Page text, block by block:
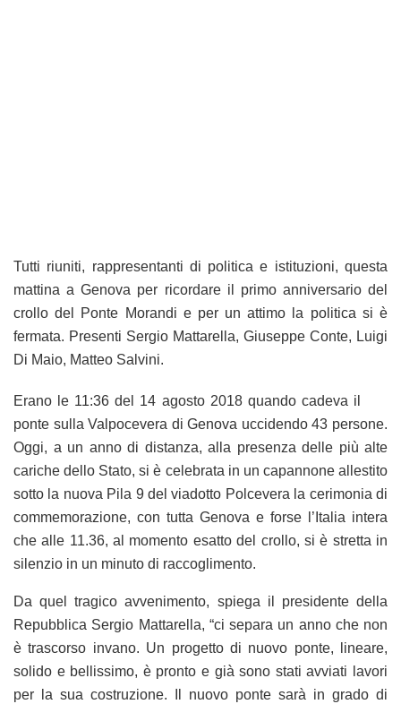
Tutti riuniti, rappresentanti di politica e istituzioni, questa
mattina a Genova per ricordare il primo anniversario del
crollo del Ponte Morandi e per un attimo la politica si è
fermata. Presenti Sergio Mattarella, Giuseppe Conte, Luigi
Di Maio, Matteo Salvini.
Erano le 11:36 del 14 agosto 2018 quando cadeva il
ponte sulla Valpocevera di Genova uccidendo 43 persone.
Oggi, a un anno di distanza, alla presenza delle più alte
cariche dello Stato, si è celebrata in un capannone allestito
sotto la nuova Pila 9 del viadotto Polcevera la cerimonia di
commemorazione, con tutta Genova e forse l’Italia intera
che alle 11.36, al momento esatto del crollo, si è stretta in
silenzio in un minuto di raccoglimento.
Da quel tragico avvenimento, spiega il presidente della
Repubblica Sergio Mattarella, “ci separa un anno che non
è trascorso invano. Un progetto di nuovo ponte, lineare,
solido e bellissimo, è pronto e già sono stati avviati lavori
per la sua costruzione. Il nuovo ponte sarà in grado di